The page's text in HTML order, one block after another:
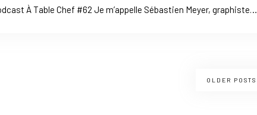
À Table Chef #62 Je m’appelle Sébastien Meyer, graphiste…
OLDER POSTS